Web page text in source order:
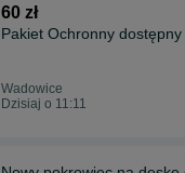
60 zł
Pakiet Ochronny
Wadowice
Dzisiaj o 11:11